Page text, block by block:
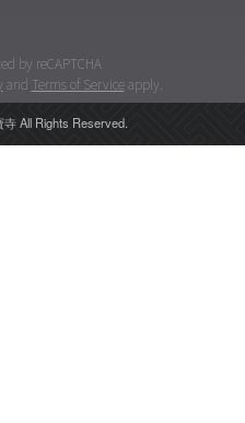
by reCAPTCHA
and Terms of Serviceapply.
All Rights Reserved.